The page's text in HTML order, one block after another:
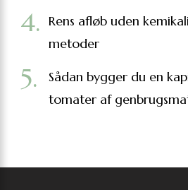
Rens afløb uden
metoder
Sådan bygger du en
tomater af